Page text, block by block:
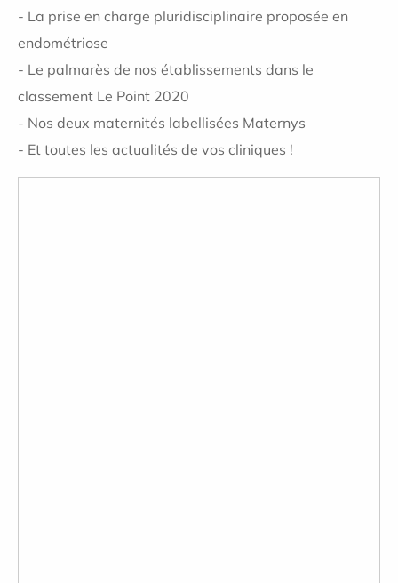
- La prise en charge pluridisciplinaire proposée en
endométriose
- Le palmarès de nos établissements dans le
classement Le Point 2020
- Nos deux maternités labellisées Maternys
- Et toutes les actualités de vos cliniques !